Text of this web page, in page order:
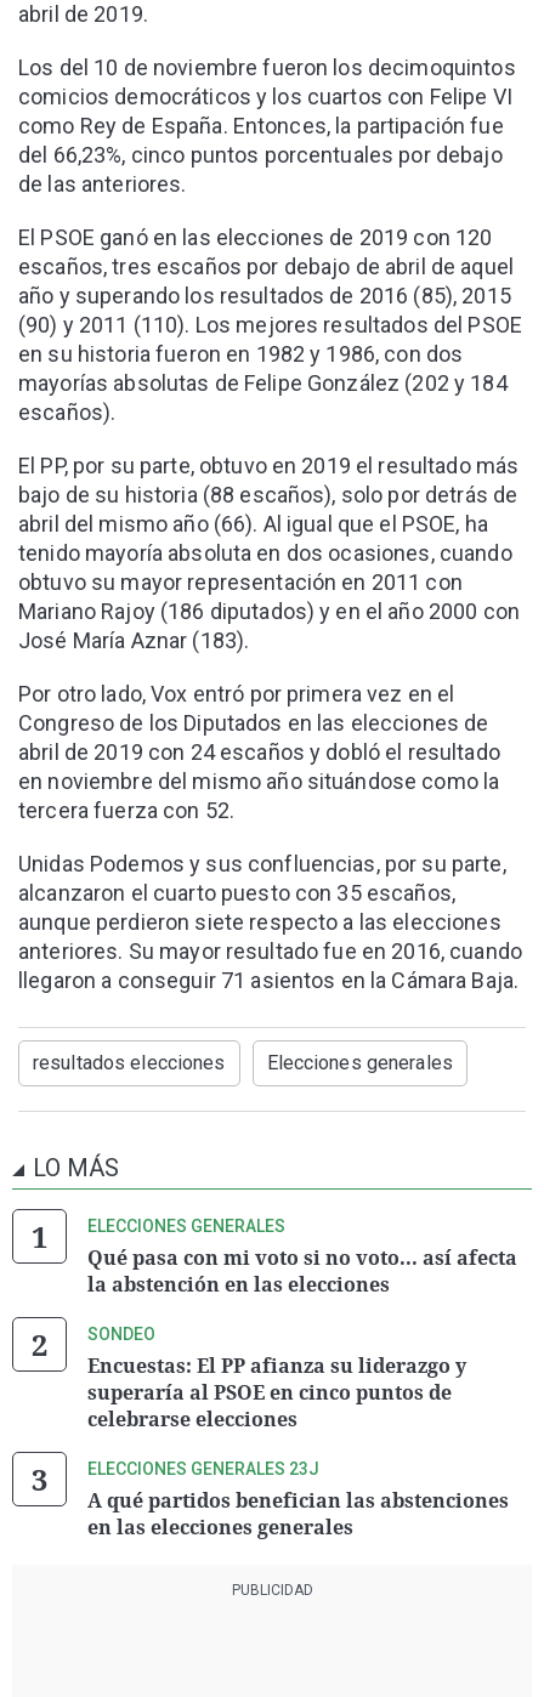
abril de 2019.
Los del 10 de noviembre fueron los decimoquintos
comicios democráticos y los cuartos con Felipe VI
como Rey de España. Entonces, la partipación fue
del 66,23%, cinco puntos porcentuales por debajo
de las anteriores.
El PSOE ganó en las elecciones de 2019 con 120
escaños, tres escaños por debajo de abril de aquel
año y superando los resultados de 2016 (85), 2015
(90) y 2011 (110). Los mejores resultados del PSOE
en su historia fueron en 1982 y 1986, con dos
mayorías absolutas de Felipe González (202 y 184
escaños).
El PP, por su parte, obtuvo en 2019 el resultado más
bajo de su historia (88 escaños), solo por detrás de
abril del mismo año (66). Al igual que el PSOE, ha
tenido mayoría absoluta en dos ocasiones, cuando
obtuvo su mayor representación en 2011 con
Mariano Rajoy (186 diputados) y en el año 2000 con
José María Aznar (183).
Por otro lado, Vox entró por primera vez en el
Congreso de los Diputados en las elecciones de
abril de 2019 con 24 escaños y dobló el resultado
en noviembre del mismo año situándose como la
tercera fuerza con 52.
Unidas Podemos y sus confluencias, por su parte,
alcanzaron el cuarto puesto con 35 escaños,
aunque perdieron siete respecto a las elecciones
anteriores. Su mayor resultado fue en 2016, cuando
llegaron a conseguir 71 asientos en la Cámara Baja.
resultados elecciones Elecciones generales
LO MÁS
ELECCIONES GENERALES
Qué pasa con mi voto si no voto... así afecta
la abstención en las elecciones
SONDEO
Encuestas: El PP afianza su liderazgo y
superaría al PSOE en cinco puntos de
celebrarse elecciones
ELECCIONES GENERALES 23J
A qué partidos benefician las abstenciones
en las elecciones generales